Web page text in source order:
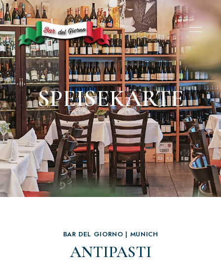
SPEISEKARTE
BAR DEL GIORNO | MUNICH
ANTIPASTI